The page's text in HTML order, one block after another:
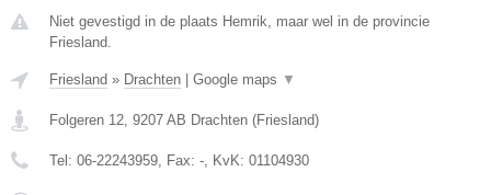
Niet gevestigd in de plaats Hemrik, maar wel in de provincie
Friesland.
Friesland » Drachten Google maps ▼
Folgeren 12, 9207 AB Drachten (Friesland)
Tel: 06-22243959, Fax: -, KvK: 01104930